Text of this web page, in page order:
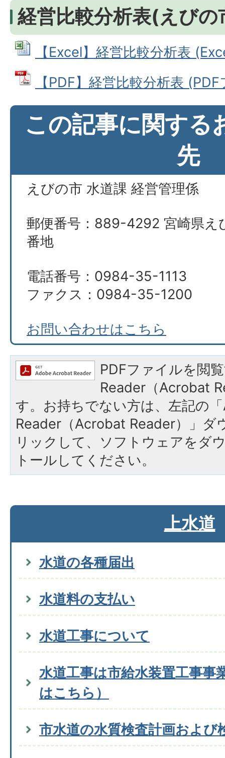
経営比較分析表(えびの
【Excel】経営比較分析表
【PDF】経営比較分析表
この記事に関する
先
えびの市 水道課 経営管理係
郵便番号：889-4292 宮崎県え
番地
電話番号：0984-35-1113
ファクス：0984-35-1200
お問い合わせはこちら
PDFファイルを閲
Reader（Acrobat
す。お持ちでない方は、左記の
Reader（Acrobat Reader）」ダ
リックして、ソフトウェアをダ
トールしてください。
上水道
水道の各種届出
水道料の支払い
水道工事について
水道工事は市給水装置工事事
はこちら）
市水道の水質検査計画および